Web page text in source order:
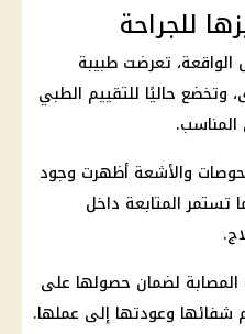
للجراحة
تعرضت طبيبة
وتخضع حاليًا للتقييم الطبي
المناسب.
والأشعة أظهرت وجود
المتابعة داخل
المصابة لضمان حصولها على
شفائها وعودتها إلى عملها.